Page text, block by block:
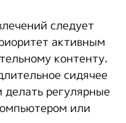
следует
активным
контенту.
сидячее
делать регулярные
или